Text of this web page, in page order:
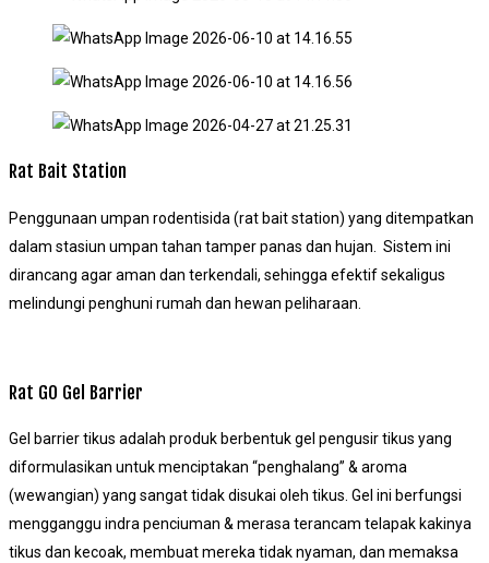
Rat Bait Station
Penggunaan umpan rodentisida (rat bait station) yang ditempatkan
dalam stasiun umpan tahan tamper panas dan hujan. Sistem ini
dirancang agar aman dan terkendali, sehingga efektif sekaligus
melindungi penghuni rumah dan hewan peliharaan.
Rat GO Gel Barrier
Gel barrier tikus adalah produk berbentuk gel pengusir tikus yang
diformulasikan untuk menciptakan “penghalang” & aroma
(wewangian) yang sangat tidak disukai oleh tikus. Gel ini berfungsi
mengganggu indra penciuman & merasa terancam telapak kakinya
tikus dan kecoak, membuat mereka tidak nyaman, dan memaksa